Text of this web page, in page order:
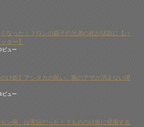
なった！？ロンの双子の兄弟の死が話題に【ハ
ター】
ビュー
のけ姫】アシタカの呪い、腕のアザが消えない理
ビュー
セン病」は実話だった！？もののけ姫に登場する